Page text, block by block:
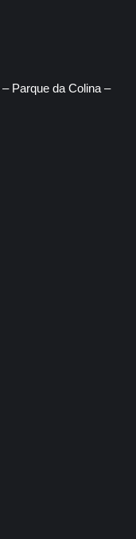
Parque da Colina –